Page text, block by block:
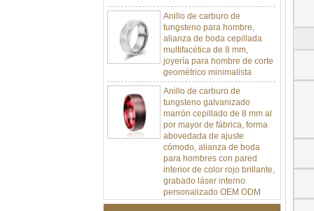
Anillo de carburo de
tungsteno para hombre,
alianza de boda cepillada
multifacética de 8 mm,
joyería para hombre de corte
geométrico minimalista
Anillo de carburo de
tungsteno galvanizado
marrón cepillado de 8 mm al
por mayor de fábrica, forma
abovedada de ajuste
cómodo, alianza de boda
para hombres con pared
interior de color rojo brillante,
grabado láser interno
personalizado OEM ODM
sumini